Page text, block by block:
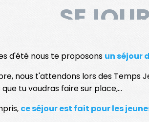
d'été nous te proposons un séjour
nous t'attendons lors des Temps
tu voudras faire sur place,...
ce séjour est fait pour les